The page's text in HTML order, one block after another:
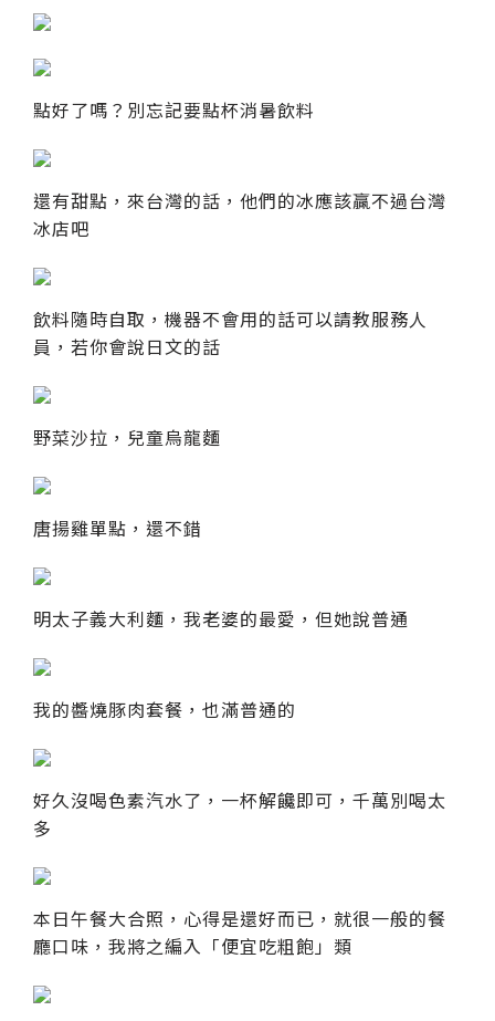
點好了嗎？別忘記要點杯消暑飲料
還有甜點，來台灣的話，他們的冰應該贏不過台灣
冰店吧
飲料隨時自取，機器不會用的話可以請教服務人
員，若你會說日文的話
野菜沙拉，兒童烏龍麵
唐揚雞單點，還不錯
明太子義大利麵，我老婆的最愛，但她說普通
我的醬燒豚肉套餐，也滿普通的
好久沒喝色素汽水了，一杯解饞即可，千萬別喝太
多
本日午餐大合照，心得是還好而已，就很一般的餐
廳口味，我將之編入「便宜吃粗飽」類